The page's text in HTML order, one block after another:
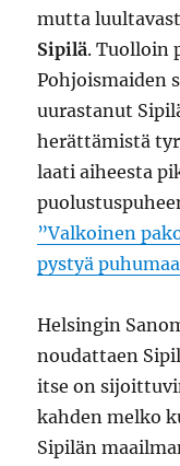
mutta
Sipilä. Tuolloin
Pohjoismaiden
uurastanut
herättämistä
laati aiheesta
”Valkoinen
pystyä
Helsingin
noudattaen
itse on
kahden melko
Sipilän